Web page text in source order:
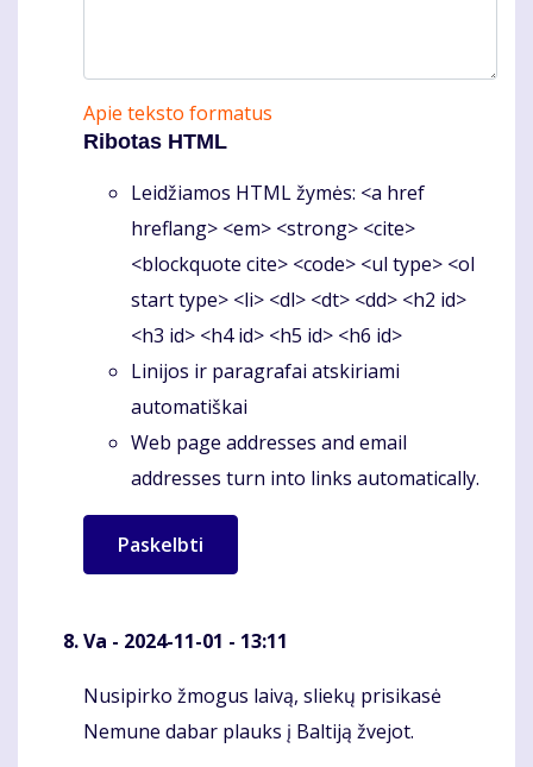
Apie teksto formatus
Ribotas HTML
Leidžiamos HTML žymės: <a href
hreflang> <em> <strong> <cite>
<blockquote cite> <code> <ul type> <ol
start type> <li> <dl> <dt> <dd> <h2 id>
<h3 id> <h4 id> <h5 id> <h6 id>
Linijos ir paragrafai atskiriami
automatiškai
Web page addresses and email
addresses turn into links automatically.
Va - 2024-11-01 - 13:11
Komentaras
Nusipirko žmogus laivą, sliekų prisikasė
Nemune dabar plauks į Baltiją žvejot.